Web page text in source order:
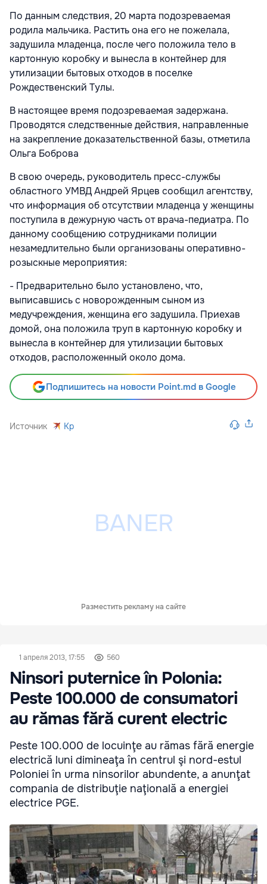
По данным следствия, 20 марта подозреваемая
родила мальчика. Растить она его не пожелала,
задушила младенца, после чего положила тело в
картонную коробку и вынесла в контейнер для
утилизации бытовых отходов в поселке
Рождественский Тулы.
В настоящее время подозреваемая задержана.
Проводятся следственные действия, направленные
на закрепление доказательственной базы, отметила
Ольга Боброва
В свою очередь, руководитель пресс-службы
областного УМВД Андрей Ярцев сообщил агентству,
что информация об отсутствии младенца у женщины
поступила в дежурную часть от врача-педиатра. По
данному сообщению сотрудниками полиции
незамедлительно были организованы оперативно-
розыскные мероприятия:
- Предварительно было установлено, что,
выписавшись с новорожденным сыном из
медучреждения, женщина его задушила. Приехав
домой, она положила труп в картонную коробку и
вынесла в контейнер для утилизации бытовых
отходов, расположенный около дома.
Подпишитесь на новости Point.md в Google
Источник Kp
Разместить рекламу на сайте
1 апреля 2013, 17:55 560
Ninsori puternice în Polonia:
Peste 100.000 de consumatori
au rămas fără curent electric
Peste 100.000 de locuinţe au rămas fără energie
electrică luni dimineaţa în centrul şi nord-estul
Poloniei în urma ninsorilor abundente, a anunţat
compania de distribuţie naţională a energiei
electrice PGE.